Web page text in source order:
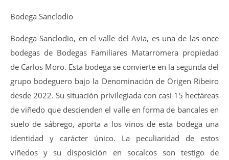
Bodega Sanclodio
Bodega Sanclodio, en el valle del Avia, es una de las once
bodegas de Bodegas Familiares Matarromera propiedad
de Carlos Moro. Esta bodega se convierte en la segunda del
grupo bodeguero bajo la Denominación de Origen Ribeiro
desde 2022. Su situación privilegiada con casi 15 hectáreas
de viñedo que descienden el valle en forma de bancales en
suelo de sábrego, aporta a los vinos de esta bodega una
identidad y carácter único. La peculiaridad de estos
viñedos y su disposición en socalcos son testigo de